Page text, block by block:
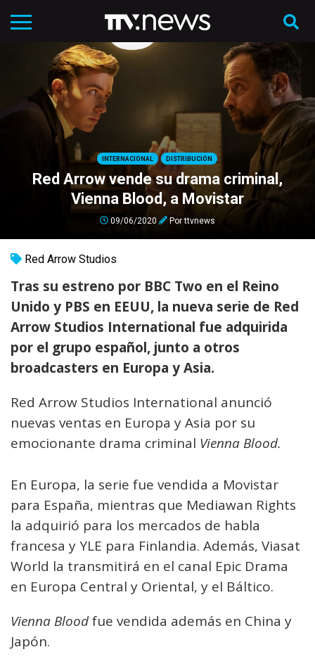
INTERNACIONAL DISTRIBUCIÓN
Red Arrow vende su drama criminal,
Vienna Blood, a Movistar
09/06/2020 Porttvnews
Red Arrow Studios
Tras su estreno por BBC Two en el Reino
Unido y PBS en EEUU, la nueva serie de Red
Arrow Studios International fue adquirida
por el grupo español, junto a otros
broadcasters en Europa y Asia.
Red Arrow Studios International anunció
nuevas ventas en Europa y Asia por su
emocionante drama criminal Vienna Blood.
En Europa, la serie fue vendida a Movistar
para España, mientras que Mediawan Rights
la adquirió para los mercados de habla
francesa y YLE para Finlandia. Además, Viasat
World la transmitirá en el canal Epic Drama
en Europa Central y Oriental, y el Báltico.
Vienna Bloodfue vendida además en China y
Japón.